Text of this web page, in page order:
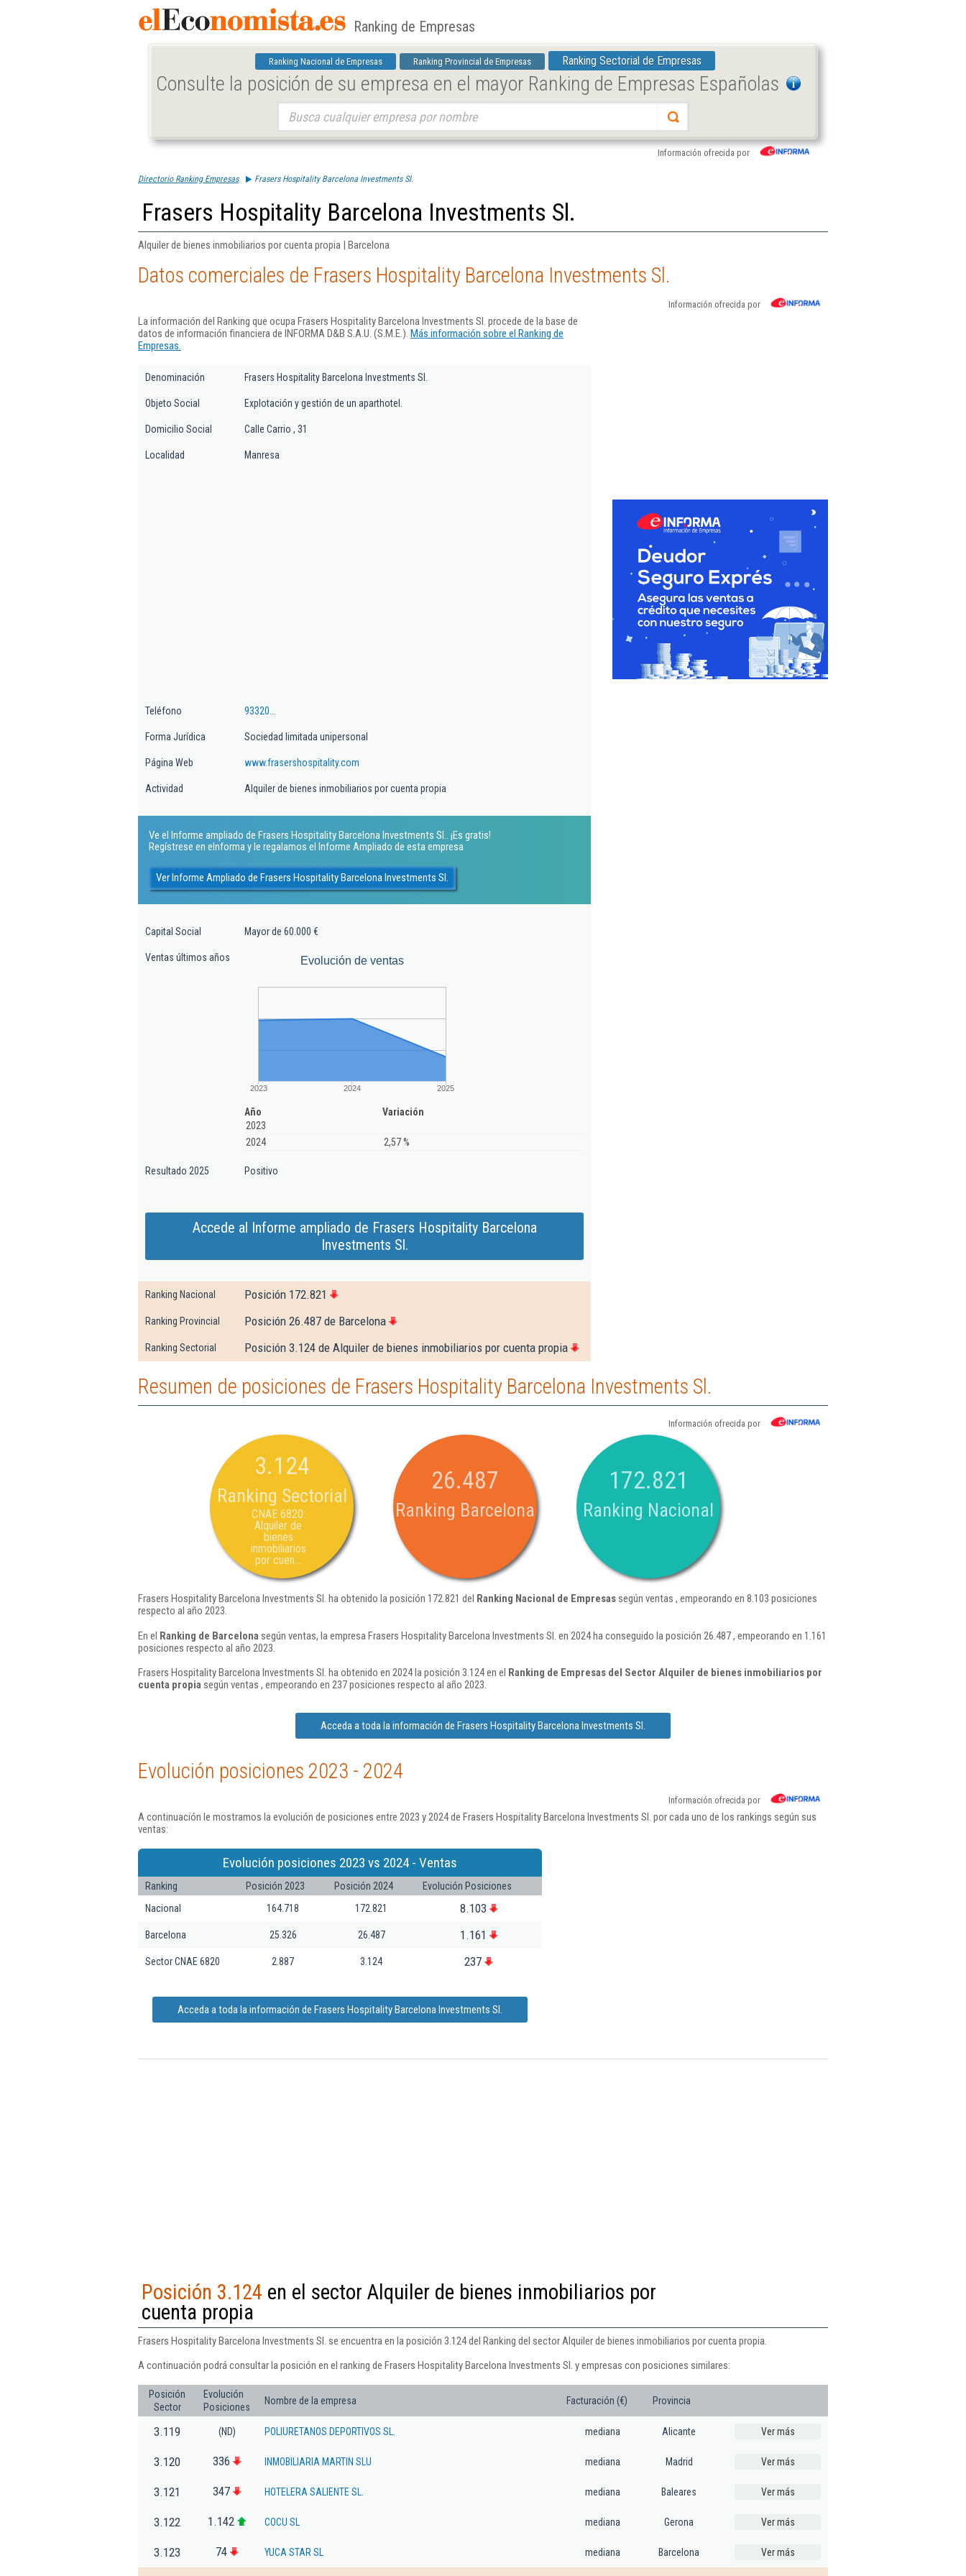
Ranking de Empresas
Ranking Nacional de Empresas Ranking Provincial de Empresas Ranking Sectorial de Empresas
Consulte la posición de su empresa en el mayor Ranking de Empresas Españolas
Información ofrecida por
Directorio Ranking Empresas Frasers Hospitality Barcelona Investments Sl.
Frasers Hospitality Barcelona Investments Sl.
Alquiler de bienes inmobiliarios por cuenta propia | Barcelona
Datos comerciales de Frasers Hospitality Barcelona Investments Sl.
Información ofrecida por
La información del Ranking que ocupa Frasers Hospitality Barcelona Investments Sl. procede de la base de
datos de información financiera de INFORMA D&B S.A.U. (S.M.E.). Más información sobre el Ranking de
Empresas.
Denominación Frasers Hospitality Barcelona Investments Sl.
Objeto Social Explotación y gestión de un aparthotel.
Domicilio Social Calle Carrio , 31
Localidad Manresa
Teléfono 93320...
Forma Jurídica Sociedad limitada unipersonal
Página Web www.frasershospitality.com
Actividad Alquiler de bienes inmobiliarios por cuenta propia
Ve el Informe ampliado de Frasers Hospitality Barcelona Investments Sl.. ¡Es gratis!
Regístrese en eInforma y le regalamos el Informe Ampliado de esta empresa
Ver Informe Ampliado de Frasers Hospitality Barcelona Investments Sl.
Capital Social Mayor de 60.000 €
Ventas últimos años Evolución de ventas
2023 2024 2025
Año
Variación
2023
2024
2,57 %
Resultado 2025 Positivo
Accede al Informe ampliado de Frasers Hospitality Barcelona
Investments Sl.
Ranking Nacional Posición 172.821
Ranking Provincial Posición 26.487 de Barcelona
Ranking Sectorial Posición 3.124 de Alquiler de bienes inmobiliarios por cuenta propia
Resumen de posiciones de Frasers Hospitality Barcelona Investments Sl.
Información ofrecida por
3.124
Ranking Sectorial
CNAE 6820:
Alquiler de
bienes
inmobiliarios
por cuen...
26.487
Ranking Barcelona
172.821
Ranking Nacional
Frasers Hospitality Barcelona Investments Sl. ha obtenido la posición 172.821 del Ranking Nacional de Empresassegún ventas , empeorando en 8.103 posiciones
respecto al año 2023.
En el Ranking de Barcelona según ventas, la empresa Frasers Hospitality Barcelona Investments Sl. en 2024 ha conseguido la posición 26.487 , empeorando en 1.161
posiciones respecto al año 2023.
Frasers Hospitality Barcelona Investments Sl. ha obtenido en 2024 la posición 3.124 en el Ranking de Empresas del Sector Alquiler de bienes inmobiliarios por
cuenta propiasegún ventas , empeorando en 237 posiciones respecto al año 2023.
Acceda a toda la información de Frasers Hospitality Barcelona Investments Sl.
Evolución posiciones 2023 - 2024
Información ofrecida por
A continuación le mostramos la evolución de posiciones entre 2023 y 2024 de Frasers Hospitality Barcelona Investments Sl. por cada uno de los rankings según sus
ventas:
Evolución posiciones 2023 vs 2024 - Ventas
Ranking Posición 2023 Posición 2024
Evolución Posiciones
Nacional
164.718 172.821 8.103
Barcelona 25.326 26.487 1.161
Sector CNAE 6820 2.887 3.124 237
Acceda a toda la información de Frasers Hospitality Barcelona Investments Sl.
Posición 3.124 en el sector Alquiler de bienes inmobiliarios por
cuenta propia
Frasers Hospitality Barcelona Investments Sl. se encuentra en la posición 3.124 del Ranking del sector Alquiler de bienes inmobiliarios por cuenta propia.
A continuación podrá consultar la posición en el ranking de Frasers Hospitality Barcelona Investments Sl. y empresas con posiciones similares:
Posición
Sector
Evolución
Posiciones
Nombre de la empresa Facturación (€) Provincia
3.119 (ND) POLIURETANOS DEPORTIVOS SL. mediana Alicante Ver más
3.120 336 INMOBILIARIA MARTIN SLU mediana Madrid Ver más
3.121 347 HOTELERA SALIENTE SL. mediana Baleares Ver más
3.122 1.142 COCU SL mediana Gerona Ver más
3.123 74 YUCA STAR SL mediana Barcelona Ver más